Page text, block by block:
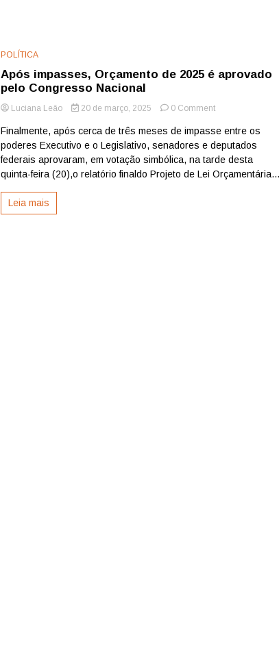
POLÍTICA
Após impasses, Orçamento de 2025 é aprovado
pelo Congresso Nacional
Luciana Leão 20 de março, 2025 0 Commenton
impasses,
Orçamento
de
2025
Finalmente, após cerca de três meses de impasse entre os
poderes Executivo e o Legislativo, senadores e deputados
federais aprovaram, em votação simbólica, na tarde desta
quinta-feira (20),o relatório finaldo Projeto de Lei
Leia mais